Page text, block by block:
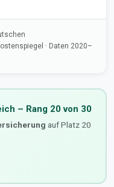
· Daten 2020–
– Rang 20 von 30
auf Platz 20